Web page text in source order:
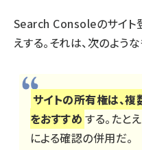
Search Consoleのサイト
えする。それは、次のよう
サイトの所有権は、複
をおすすめ する。たと
による確認の併用だ。